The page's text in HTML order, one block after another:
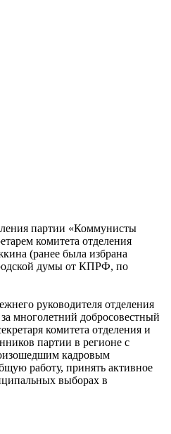
партии «Коммунисты
комитета отделения
(ранее была избрана
думы от КПРФ, по
руководителя отделения
многолетний добросовестный
комитета отделения и
партии в регионе с
кадровым
работу, принять активное
выборах в